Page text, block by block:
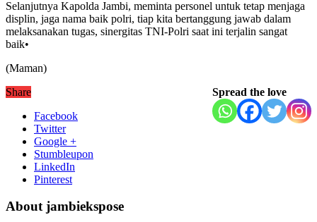
Selanjutnya Kapolda Jambi, meminta personel untuk tetap menjaga
displin, jaga nama baik polri, tiap kita bertanggung jawab dalam
melaksanakan tugas, sinergitas TNI-Polri saat ini terjalin sangat
baik•
(Maman)
Spread the love
Share
Facebook
Twitter
Google +
Stumbleupon
LinkedIn
Pinterest
About jambiekspose